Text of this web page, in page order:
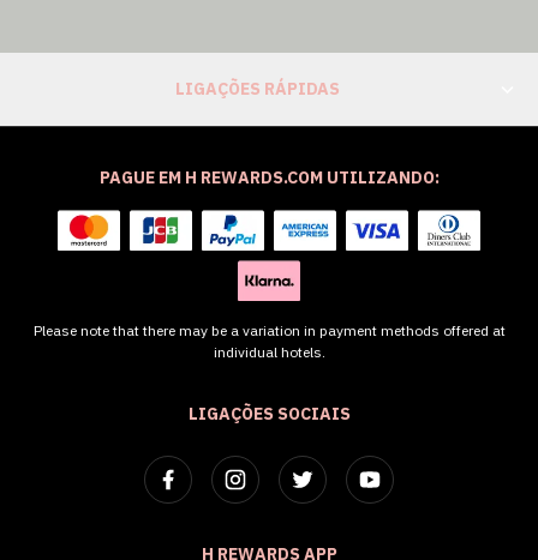
LIGAÇÕES RÁPIDAS
LIGAÇÕES SOCIAIS
H REWARDS APP
PAGUE EM H REWARDS.COM UTILIZANDO:
Please note that there may be a variation in payment methods offered at
individual hotels.